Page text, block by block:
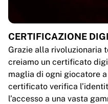
CERTIFICAZIONE
Grazie alla rivoluzionaria
creiamo un certificato
maglia di ogni giocatore
certificato verifica
l’accesso a una vasta